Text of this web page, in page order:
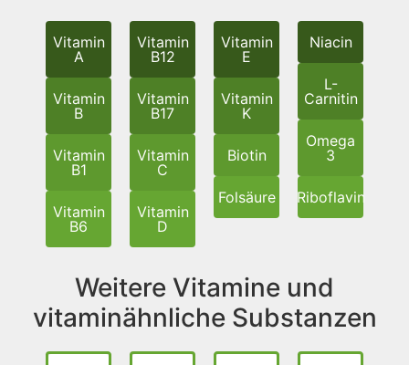
Vitamin
A
Vitamin
B
Vitamin
B1
Vitamin
B6
Vitamin
B12
Vitamin
B17
Vitamin
C
Vitamin
D
Vitamin
E
Vitamin
K
Biotin
Folsäure
Niacin
L-
Carnitin
Omega
3
Riboflavin
Weitere Vitamine und
vitaminähnliche Substanzen